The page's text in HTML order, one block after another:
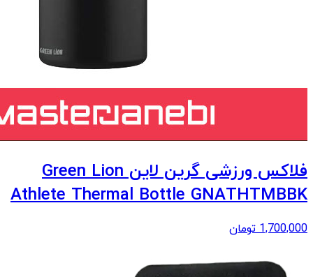
فلاکس ورزشی گرین لاین Green Lion
Athlete Thermal Bottle GNATHTMBBK
1,700,000 تومان